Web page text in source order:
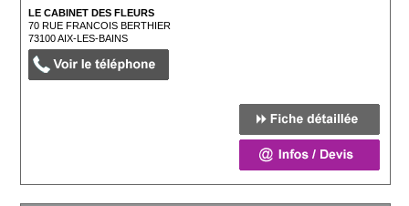
LE CABINET DES FLEURS
70 RUE FRANCOIS BERTHIER
73100AIX-LES-BAINS